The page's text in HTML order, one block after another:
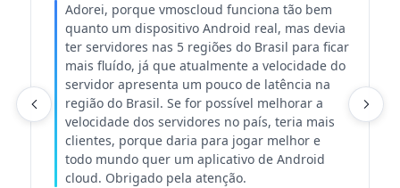
Adorei, porque vmoscloud funciona tão bem
quanto um dispositivo Android real, mas devia
ter servidores nas 5 regiões do Brasil para ficar
mais fluído, já que atualmente a velocidade do
servidor apresenta um pouco de latência na
região do Brasil. Se for possível melhorar a
velocidade dos servidores no país, teria mais
clientes, porque daria para jogar melhor e
todo mundo quer um aplicativo de Android
cloud. Obrigado pela atenção.